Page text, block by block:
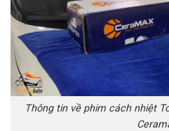
Thông tin về phim cách nhiệt